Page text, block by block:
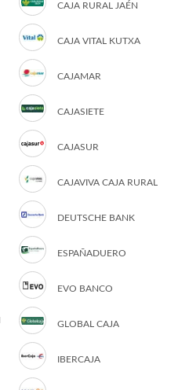
CAJA RURAL JAÉN
CAJA VITAL KUTXA
CAJAMAR
CAJASIETE
CAJASUR
CAJAVIVA CAJA RURAL
DEUTSCHE BANK
ESPAÑADUERO
EVO BANCO
GLOBAL CAJA
IBERCAJA